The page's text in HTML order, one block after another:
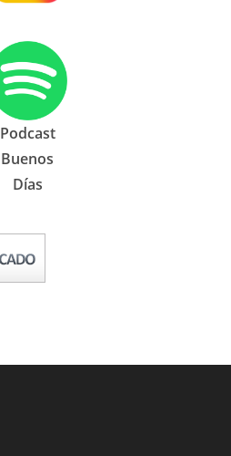
Podcast
Buenos
Días